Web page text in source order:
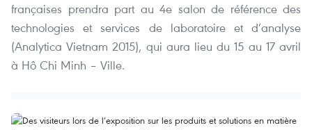
françaises prendra part au 4e salon de référence des
technologies et services de laboratoire et d’analyse
(Analytica Vietnam 2015), qui aura lieu du 15 au 17 avril
à Hô Chi Minh – Ville.